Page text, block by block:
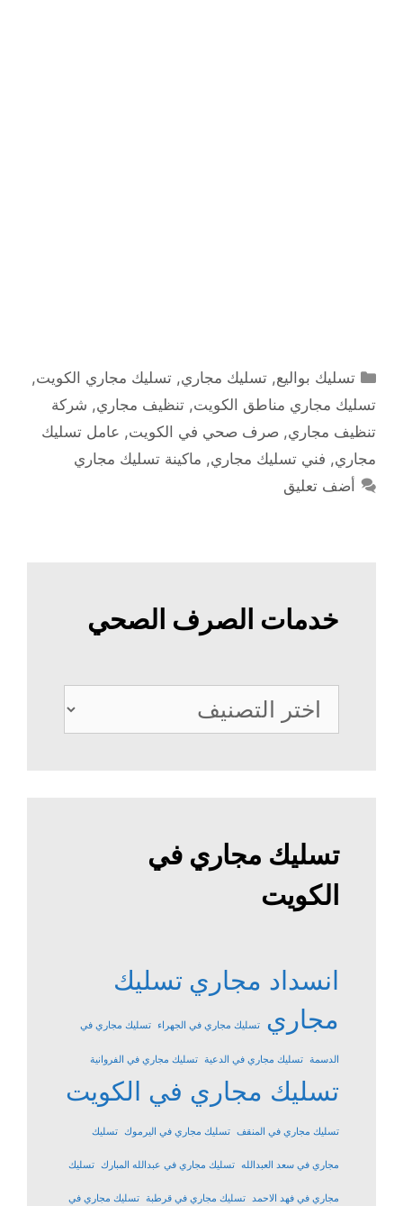
التصنيفات
تسليك بواليع,تسليك مجاري,تسليك مجاري الكويت,
تسليك مجاري مناطق الكويت, تنظيف مجاري, شركة
تنظيف مجاري, صرف صحي في الكويت, عامل تسليك
مجاري, فني تسليك مجاري, ماكينة تسليك مجاري
أضف تعليق
خدمات الصرف الصحي
خدمات
الصرف
تسليك مجاري في
الكويت
انسداد مجاري تسليك
مجاري
تسليك مجاري في الجهراء تسليك مجاري في
الدسمة تسليك مجاري في الدعية تسليك مجاري في الفروانية
تسليك مجاري في الكويت
تسليك مجاري في المنقف تسليك مجاري في اليرموك تسليك
مجاري في سعد العبدالله تسليك مجاري في عبدالله المبارك تسليك
مجاري في فهد الاحمد تسليك مجاري في قرطبة تسليك مجاري في